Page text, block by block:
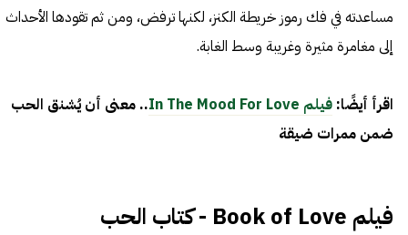
مساعدته في فك رموز خريطة الكنز، لكنها ترفض، ومن ثم تقودها الأحداث
إلى مغامرة مثيرة وغريبة وسط الغابة.
اقرأ أيضًا: فيلم In The Mood For Love
.. معنى أن يُشنق الحب
ضمن ممرات ضيقة
فيلم Book of Love - كتاب الحب